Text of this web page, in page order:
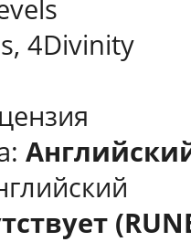
4Divinity